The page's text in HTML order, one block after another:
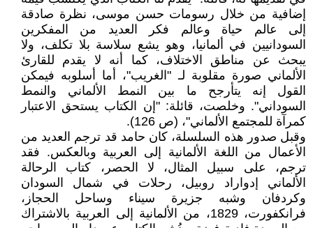
إضافية من خلال رسومات حسن موسى، نظرة صادقة
إلى عالم حياة وعالم فكر العديد من المفكرين
السودانيين في ألمانيا، وهو يشع سلاسة بلا تكلف، ولا
يبحث عن مناطق الاختلاف، كما أنه لا يقدم للقارئ
الألماني صورة مقلوبة لـ "الغريب"، أما أسلوبه فيمكن
القول إنه يتأرجح ما بين النمط الألماني والنمط
السوداني". وخلصت، قائلة: "إن الكتاب يستحق الاعتبار
كمرآة للمجتمع الألماني"، (ص 126).
وقبل صدور هذه السلسلة، كان حامد قد ترجم العديد من
الأعمال من اللغة الألمانية إلى العربية وبالعكس. فقد
ترجم، على سبيل المثال، لا الحصر، كتاب الرحالة
الألماني إدواراد روبيل، رحلات في شمال السودان
وكردفان وشبه جزيرة سيناء وساحل الحجاز،
فرانكفورت، 1829، من الألمانية إلى العربية بالاشتراك